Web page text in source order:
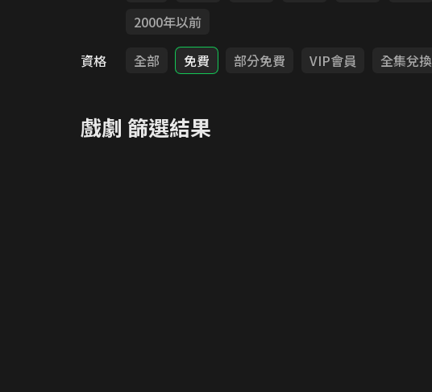
2000年以前
資格
全部 免費 部分免費 VIP會員 全集兌換
戲劇 篩選結果